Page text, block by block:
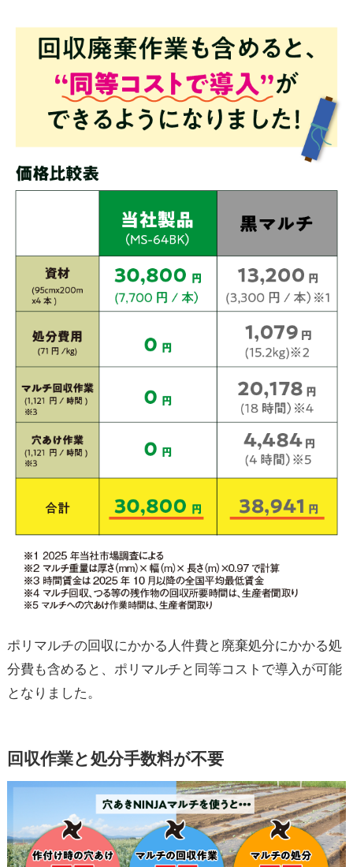
ポリマルチの回収にかかる人件費と廃棄処分にかかる処
分費も含めると、ポリマルチと同等コストで導入が可能
となりました。
回収作業と処分手数料が不要